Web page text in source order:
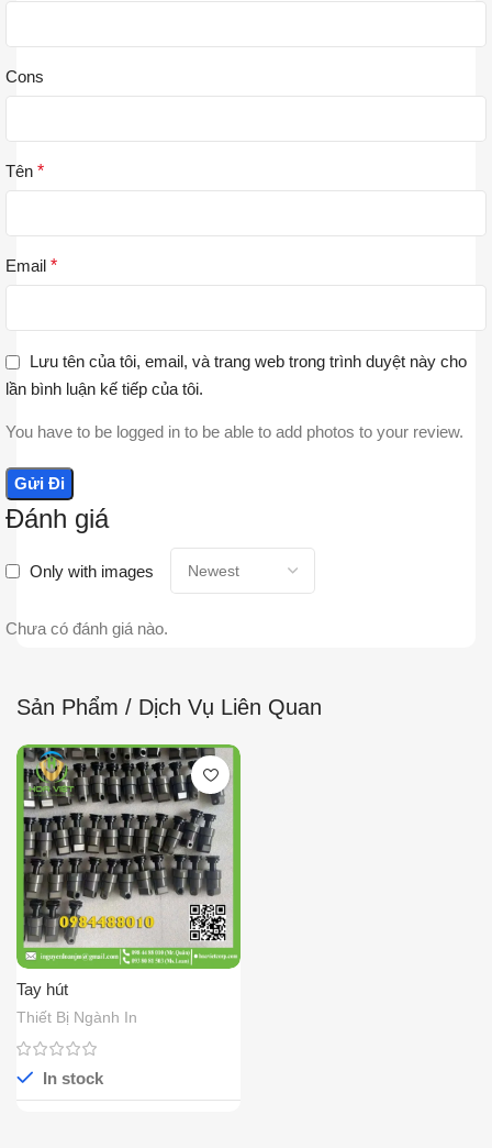
Đánh giá
Only with images
Chưa có đánh giá nào.
Cons
Tên *
Email *
Lưu tên của tôi, email, và trang web trong trình duyệt này cho
lần bình luận kế tiếp của tôi.
You have to be logged in to be able to add photos to your review.
Sản Phẩm / Dịch Vụ Liên Quan
Tay hút
Thiết Bị Ngành In
In stock